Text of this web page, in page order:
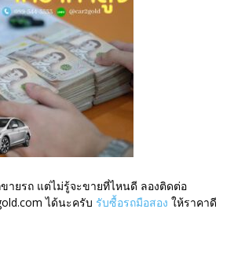
ายรถ แต่ไม่รู้จะขายที่ไหนดี ลองติดต่อ
ได้นะครับ รับซื้อรถมือสอง ให้ราคาดี